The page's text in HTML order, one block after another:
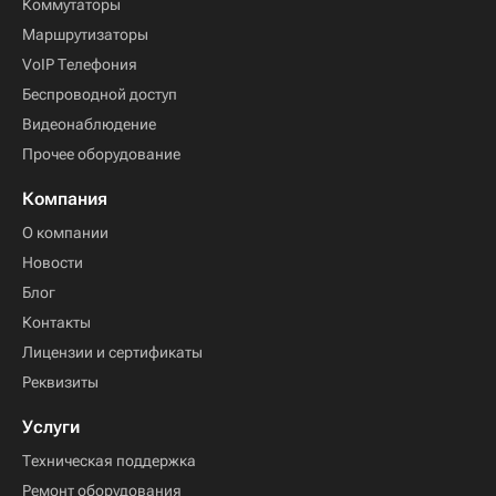
Коммутаторы
Маршрутизаторы
VoIP Телефония
Беспроводной доступ
Видеонаблюдение
Прочее оборудование
Компания
О компании
Новости
Блог
Контакты
Лицензии и сертификаты
Реквизиты
Услуги
Техническая поддержка
Ремонт оборудования